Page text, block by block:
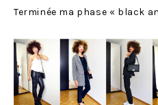
Terminée ma phase « black